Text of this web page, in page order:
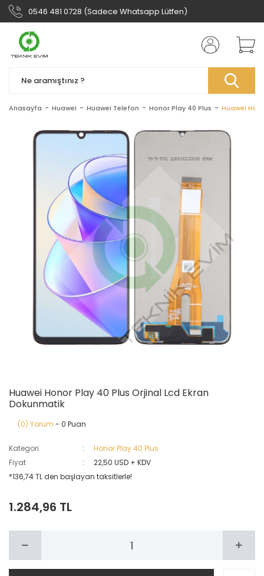
0546 481 0728 (Sadece Whatsapp Lütfen)
Anasayfa Huawei Huawei Telefon Honor Play 40 Plus Huawei
Huawei Honor Play 40 Plus Orjinal Lcd Ekran
Dokunmatik
(0) Yorum - 0 Puan
Kategori
Honor Play 40 Plus
Fiyat
22,50 USD + KDV
*136,74 TL den başlayan taksitlerle!
1.284,96 TL